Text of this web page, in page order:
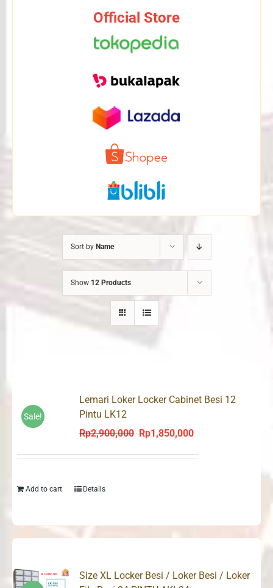
Official Store
Sort by Name
Show 12 Products
Sale!
Lemari Loker Locker Cabinet Besi 12
Pintu LK12
Rp2,900,000
Original
Rp1,850,000Current
Add to cart Details
Size XL Locker Besi / Loker Besi / Loker